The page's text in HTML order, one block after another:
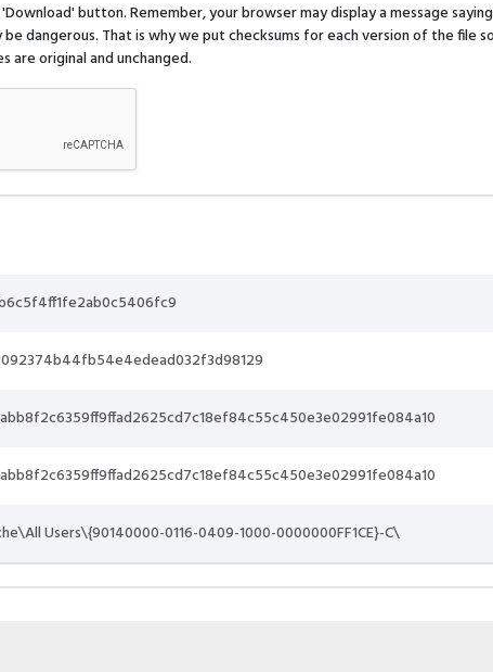
button. Remember, your browser may display a message saying
dangerous. That is why we put checksums for each version of the file so
are original and unchanged.
Users\{90140000-0116-0409-1000-0000000FF1CE}-C\